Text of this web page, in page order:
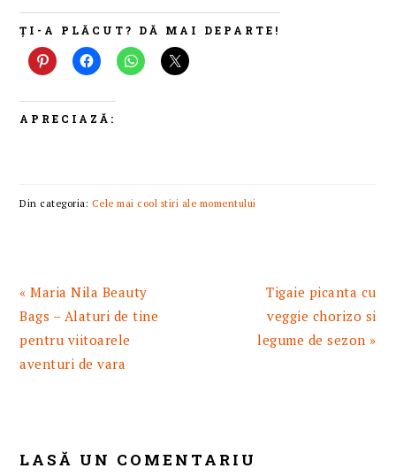
ȚI-A PLĂCUT? DĂ MAI DEPARTE!
APRECIAZĂ:
Din categoria: Cele mai cool stiri ale momentului
Articol
anterior:
« Maria Nila Beauty
Bags – Alaturi de tine
pentru viitoarele
aventuri de vara
Articolul
urmator:
Tigaie picanta cu
veggie chorizo si
legume de sezon »
INTERACTIONS
LASĂ UN COMENTARIU